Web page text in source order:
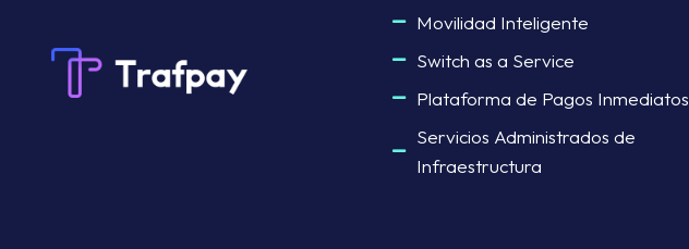
Movilidad Inteligente
Switch as a Service
Plataforma de Pagos Inmediatos
Servicios Administrados de
Infraestructura